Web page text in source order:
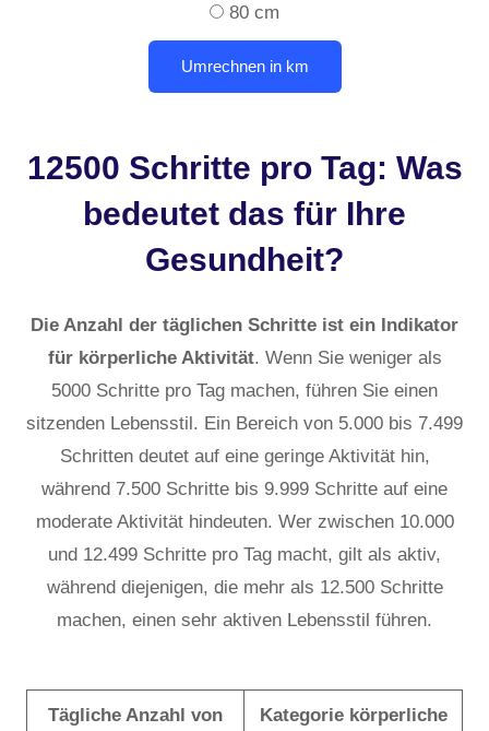
80 cm
12500 Schritte pro Tag: Was
bedeutet das für Ihre
Gesundheit?
Die Anzahl der täglichen Schritte ist ein Indikator
für körperliche Aktivität. Wenn Sie weniger als
5000 Schritte pro Tag machen, führen Sie einen
sitzenden Lebensstil. Ein Bereich von 5.000 bis 7.499
Schritten deutet auf eine geringe Aktivität hin,
während 7.500 Schritte bis 9.999 Schritte auf eine
moderate Aktivität hindeuten. Wer zwischen 10.000
und 12.499 Schritte pro Tag macht, gilt als aktiv,
während diejenigen, die mehr als 12.500 Schritte
machen, einen sehr aktiven Lebensstil führen.
Tägliche Anzahl von
Kategorie körperliche